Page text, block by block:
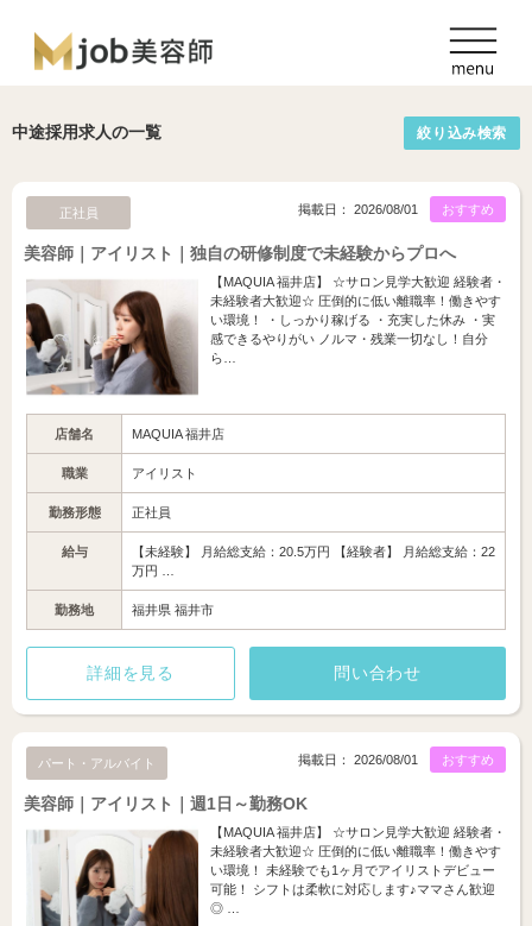
中途採用求人の一覧 絞り込み検索
正社員 おすすめ
掲載日： 2026/08/01
美容師｜アイリスト｜独自の研修制度で未経験からプロへ
【MAQUIA 福井店】 ☆サロン見学大歓迎 経験者・
未経験者大歓迎☆ 圧倒的に低い離職率！働きやす
い環境！ ・しっかり稼げる ・充実した休み ・実
感できるやりがい ノルマ・残業一切なし！自分
ら…
店舗名 MAQUIA 福井店
職業 アイリスト
勤務形態 正社員
給与
【未経験】 月給総支給：20.5万円 【経験者】 月給総支給：22
万円 …
勤務地 福井県 福井市
詳細を見る 問い合わせ
パート・アルバイト おすすめ
掲載日： 2026/08/01
美容師｜アイリスト｜週1日～勤務OK
【MAQUIA 福井店】 ☆サロン見学大歓迎 経験者・
未経験者大歓迎☆ 圧倒的に低い離職率！働きやす
い環境！ 未経験でも1ヶ月でアイリストデビュー
可能！ シフトは柔軟に対応します♪ママさん歓迎
◎ …